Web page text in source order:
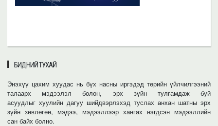
БИДНИЙ ТУХАЙ
Энэхүү цахим хуудас нь бүх насны иргэдэд төрийн үйлчилгээний
талаарх мэдээлэл болон, эрх зүйн тулгамдаж буй
асуудлыг хуулийн дагуу шийдвэрлэхэд туслах анхан шатны эрх
зүйн зөвлөгөө, мэдээ, мэдээллээр хангах нэгдсэн мэдээллийн
сан байх болно.